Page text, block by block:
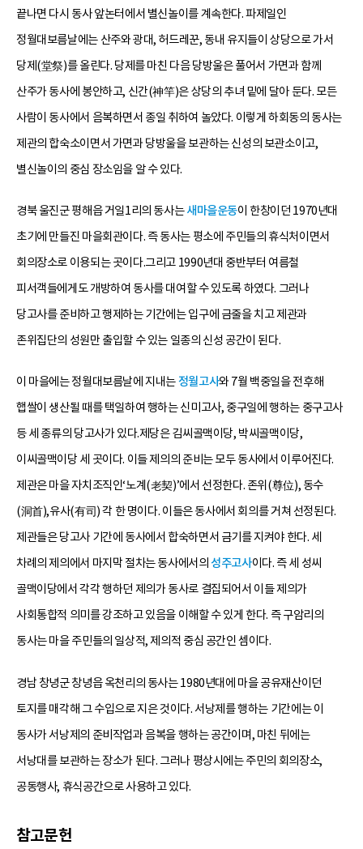
끝나면 다시 동사 앞논터에서 별신놀이를 계속한다. 파제일인
정월대보름날에는 산주와 광대, 허드레꾼, 동내 유지들이 상당으로 가서
당제(堂祭)를 올린다. 당제를 마친 다음 당방울은 풀어서 가면과 함께
산주가 동사에 봉안하고, 신간(神竿)은 상당의 추녀 밑에 달아 둔다. 모든
사람이 동사에서 음복하면서 종일 취하여 놀았다. 이렇게 하회동의 동사는
제관의 합숙소이면서 가면과 당방울을 보관하는 신성의 보관소이고,
별신놀이의 중심 장소임을 알 수 있다.
경북 울진군 평해읍 거일1리의 동사는새마을운동이 한창이던 1970년대
초기에 만들진 마을회관이다. 즉 동사는 평소에 주민들의 휴식처이면서
회의장소로 이용되는 곳이다.그리고 1990년대 중반부터 여름철
피서객들에게도 개방하여 동사를 대여할 수 있도록 하였다. 그러나
당고사를 준비하고 행제하는 기간에는 입구에 금줄을 치고 제관과
존위집단의 성원만 출입할 수 있는 일종의 신성 공간이 된다.
이 마을에는 정월대보름날에 지내는정월고사와 7월 백중일을 전후해
햅쌀이 생산될 때를 택일하여 행하는 신미고사, 중구일에 행하는 중구고사
등 세 종류의 당고사가 있다.제당은 김씨골맥이당, 박씨골맥이당,
이씨골맥이당 세 곳이다. 이들 제의의 준비는 모두 동사에서 이루어진다.
제관은 마을 자치조직인‘노계(老契)’에서 선정한다. 존위(尊位), 동수
(洞首),유사(有司) 각 한 명이다. 이들은 동사에서 회의를 거쳐 선정된다.
제관들은 당고사 기간에 동사에서 합숙하면서 금기를 지켜야 한다. 세
차례의 제의에서 마지막 절차는 동사에서의성주고사이다. 즉 세 성씨
골맥이당에서 각각 행하던 제의가 동사로 결집되어서 이들 제의가
사회통합적 의미를 강조하고 있음을 이해할 수 있게 한다. 즉 구암리의
동사는 마을 주민들의 일상적, 제의적 중심 공간인 셈이다.
경남 창녕군 창녕읍 옥천리의 동사는 1980년대에 마을 공유재산이던
토지를 매각해 그 수입으로 지은 것이다. 서낭제를 행하는 기간에는 이
동사가 서낭제의 준비작업과 음복을 행하는 공간이며, 마친 뒤에는
서낭대를 보관하는 장소가 된다. 그러나 평상시에는 주민의 회의장소,
공동행사, 휴식공간으로 사용하고 있다.
참고문헌